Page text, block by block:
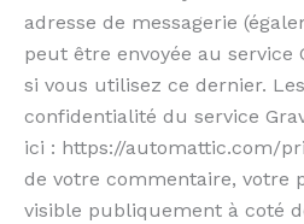
adresse de messagerie
peut être envoyée au
si vous utilisez ce dernier.
confidentialité du service
ici : https://automattic.com/
de votre commentaire, votre
visible publiquement à coté